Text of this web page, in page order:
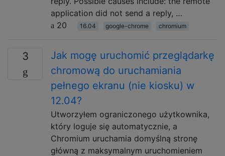
application did not send a reply, …
20
16.04 google-chrome chromium
3
Jak mogę uruchomić przeglądarkę
chromową do uruchamiania
pełnego ekranu (nie kiosku) w
12.04?
Utworzyłem ograniczonego użytkownika,
który loguje się automatycznie, a
Chromium uruchamia domyślną stronę
główną z maksymalnym uruchomieniem